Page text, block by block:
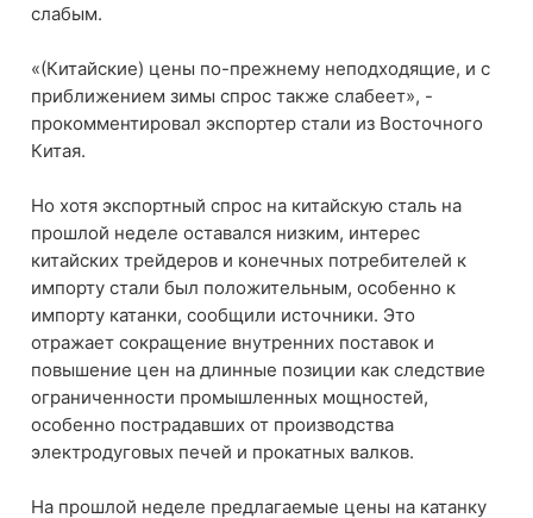
слабым.
«(Китайские) цены по-прежнему неподходящие, и с
приближением зимы спрос также слабеет», -
прокомментировал экспортер стали из Восточного
Китая.
Но хотя экспортный спрос на китайскую сталь на
прошлой неделе оставался низким, интерес
китайских трейдеров и конечных потребителей к
импорту стали был положительным, особенно к
импорту катанки, сообщили источники. Это
отражает сокращение внутренних поставок и
повышение цен на длинные позиции как следствие
ограниченности промышленных мощностей,
особенно пострадавших от производства
электродуговых печей и прокатных валков.
На прошлой неделе предлагаемые цены на катанку